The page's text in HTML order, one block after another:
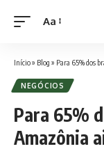
Font
Aa
Início» Blog » Para 65% dos
NEGÓCIOS
Para 65%
Amazônia